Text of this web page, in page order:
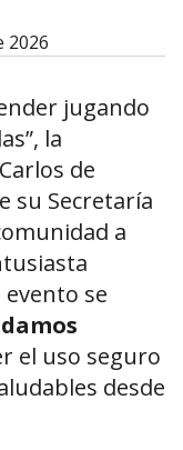
2026
jugando
la
de
su Secretaría
a
evento se
el uso seguro
desde